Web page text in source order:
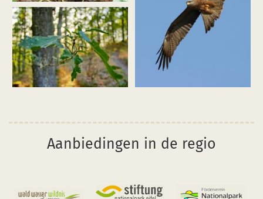
Afbeelding
vergroten
(efeublättr
hahnenfuß_ranunculus
hederaceus_funkenbachtal_dhf_170602_01_pardey.jpg)
Aanbiedingen in de regio